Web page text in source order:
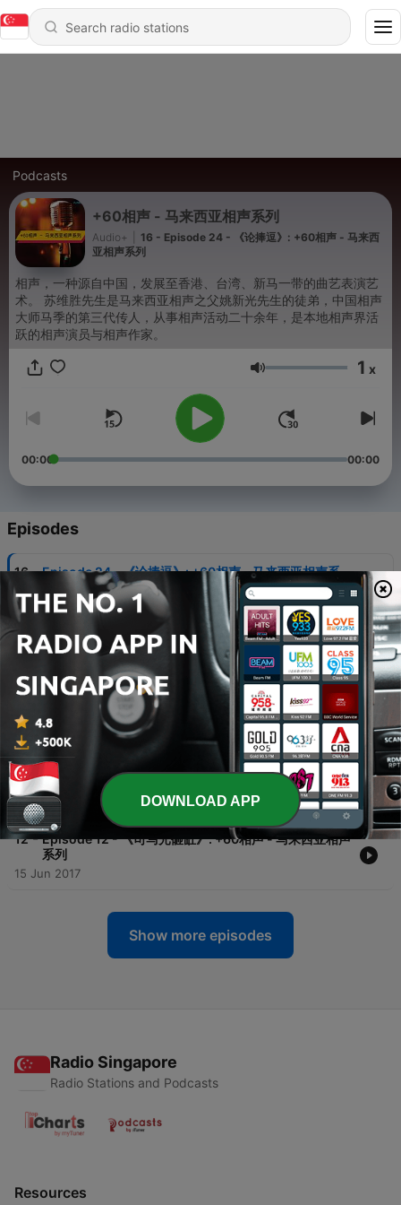
Podcasts
+60相声 - 马来西亚相声系列
Audio+
16 - Episode 24 - 《论捧逗》: +60相声 - 马来西
亚相声系列
相声，一种源自中国，发展至香港、台湾、新马一带的曲艺表演艺
术。 苏维胜先生是马来西亚相声之父姚新光先生的徒弟，中国相声
大师马季的第三代传人，从事相声活动二十余年，是本地相声界活
跃的相声演员与相声作家。
Volume 1 x
00:00 00:00
Episodes
16 - Episode 24 - 《论捧逗》: +60相声 - 马来西亚相声系
07 Sep 2017
15 - Episode 23 -《玉春堂》: +60相声 - 马来西亚相声系列
14 - Episode 22 - 《打灯谜》: +60相声 - 马来西亚相声系
24 Aug 2017
13 -
Episode 21 -《出口成章》: +60相声 - 马来西亚相声系
17 Aug 2017
12 - Episode 12 - 《司马光砸缸》: +60相声 - 马来西亚相声
系列
15 Jun 2017
Show more episodes
Radio Singapore
Radio Stations and Podcasts
Resources
DOWNLOAD APP